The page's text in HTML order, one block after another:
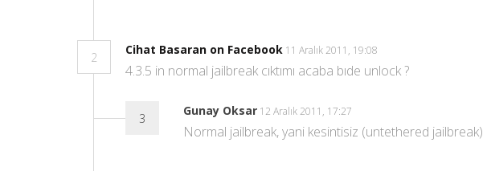
2
Cihat Basaran on Facebook 11 Aralık 2011, 19:08
4.3.5 in normal jailbreak cıktımı acaba bıde unlock ?
3
Gunay Oksar 12 Aralık 2011, 17:27
Normal jailbreak, yani kesintisiz (untethered jailbreak)